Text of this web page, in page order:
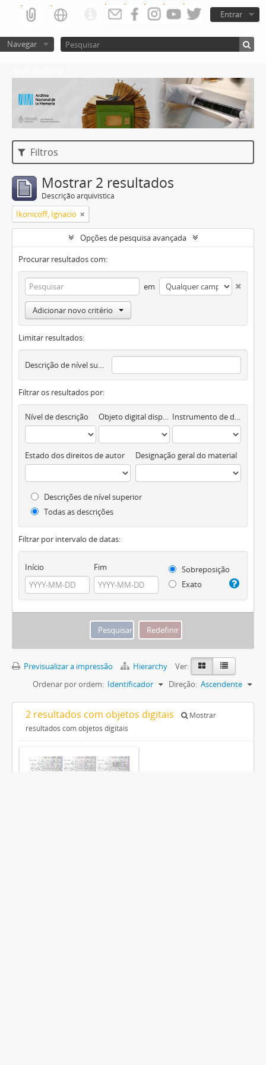
Entrar
Navegar
Filtros
Mostrar 2 resultados
Descrição arquivística
Ikonicoff, Ignacio
Opções de pesquisa avançada
Procurar resultados com:
em
Adicionar novo critério
Limitar resultados:
Descrição de nível superior
Filtrar os resultados por:
Nível de descrição Objeto digital disponível Instrumento de descrição documental
Estado dos direitos de autor Designação geral do material
Descrições de nível superior
Todas as descrições
Filtrar por intervalo de datas:
Início Fim
Sobreposição
Exato
Previsualizar a impressão Hierarchy
Ver:
Ordenar por ordem: Identificador Direção: Ascendente
2 resultados com objetos digitais
Mostrar
resultados com objetos digitais